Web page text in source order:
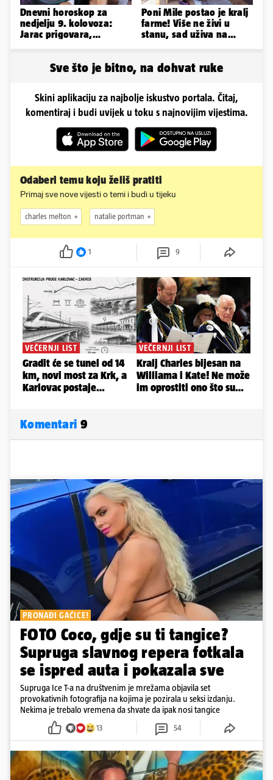
Dnevni horoskop za
nedjelju 9. kolovoza:
Jarac prigovara,
Poni Mile postao je kralj
farme! Više ne živi u
stanu, sad uživa na
Sve što je bitno, na dohvat ruke
Skini aplikaciju za najbolje iskustvo portala. Čitaj,
komentiraj i budi uvijek u toku s najnovijim vijestima.
Odaberi temu koju želiš pratiti
Primaj sve nove vijesti o temi i budi u tijeku
charles melton natalie portman
1 9
Komentari 9
PRONAĐI GAĆICE!
FOTO Coco, gdje su ti tangice?
Supruga slavnog repera fotkala
se ispred auta i pokazala sve
Supruga Ice T-a na društvenim je mrežama objavila set
provokativnih fotografija na kojima je pozirala u seksi izdanju.
Nekima je trebalo vremena da shvate da ipak nosi tangice
13 54